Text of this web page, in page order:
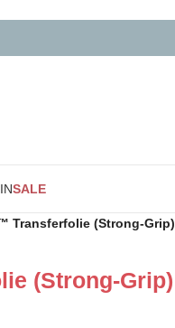
SALE
Transferfolie (Strong-Grip)
(Strong-Grip)